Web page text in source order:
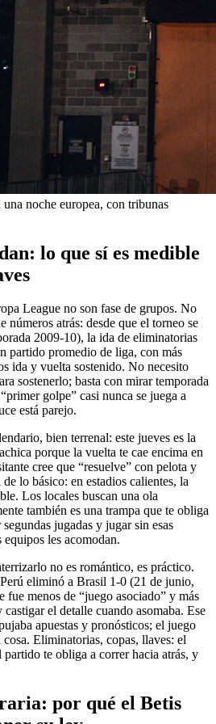
noche europea, con tribunas
lo que sí es medible
League no son fase de grupos. No
números atrás: desde que el torneo se
2009-10), la ida de eliminatorias
partido promedio de liga, con más
ida y vuelta sostenido. No necesito
sostenerlo; basta con mirar temporada
golpe” casi nunca se juega a
está parejo.
bien terrenal: este jueves es la
porque la vuelta te cae encima en
cree que “resuelve” con pelota y
lo básico: en estadios calientes, la
Los locales buscan una ola
también es una trampa que te obliga
jugadas y jugar sin esas
equipos les acomodan.
no es romántico, es práctico.
eliminó a Brasil 1-0 (21 de junio,
fue menos de “juego asociado” y más
el detalle cuando asomaba. Ese
apuestas y pronósticos; el juego
Eliminatorias, copas, llaves: el
te obliga a correr hacia atrás, y
por qué el Betis